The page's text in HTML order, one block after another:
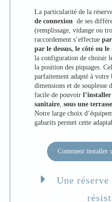
La particularité de la
de connexion de ses
(remplissage, vidange ou
raccordement s’effectue
par le dessus, le côté ou le
la configuration de choisir
la position des piquages.
parfaitement adapté à votre
dimensions et de souplesse
facile de pouvoir
sanitaire sous une terrasse
Notre large choix
gabarits permet cette
Comment installer
Une